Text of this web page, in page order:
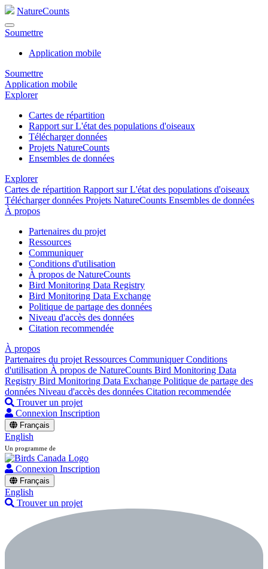
NatureCounts
Soumettre
Application mobile
Soumettre
Application mobile
Explorer
Cartes de répartition
Rapport sur L'état des populations d'oiseaux
Télécharger données
Projets NatureCounts
Ensembles de données
Explorer
Cartes de répartition Rapport sur L'état des populations d'oiseaux
Télécharger données Projets NatureCounts Ensembles de données
À propos
Partenaires du projet
Ressources
Communiquer
Conditions d'utilisation
À propos de NatureCounts
Bird Monitoring Data Registry
Bird Monitoring Data Exchange
Politique de partage des données
Niveau d'accès des données
Citation recommendée
À propos
Partenaires du projet Ressources CommuniquerConditions
d'utilisation À propos de NatureCounts Bird Monitoring Data
Registry Bird Monitoring Data Exchange Politique de partage des
données Niveau d'accès des données Citation recommendée
Trouver un projet
Connexion Inscription
Français
English
Un programme de
Connexion Inscription
Français
English
Trouver un projet